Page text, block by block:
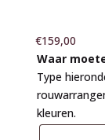
€159,00
Waar
Type
kleuren.